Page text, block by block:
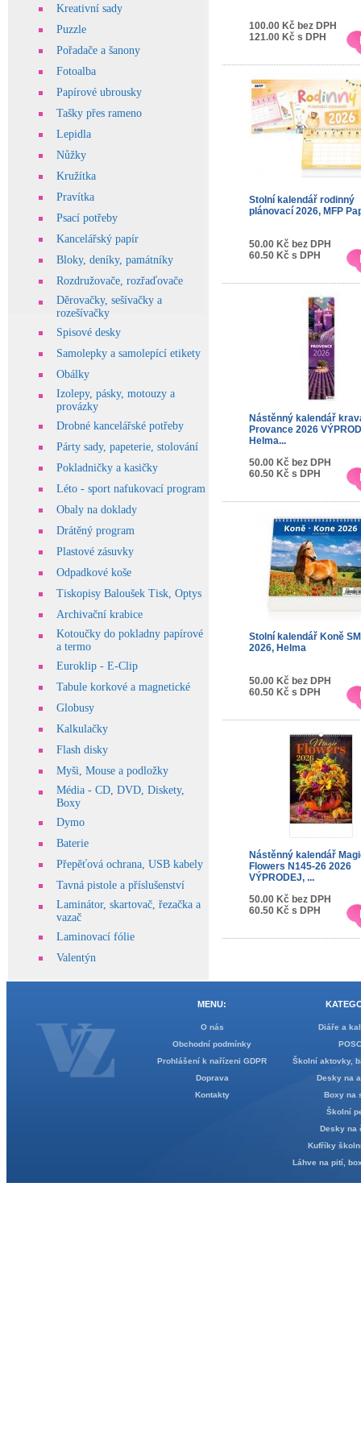
Kreativní sady
Puzzle
Pořadače a šanony
Fotoalba
Papírové ubrousky
Tašky přes rameno
Lepidla
Nůžky
Kružítka
Pravítka
Psací potřeby
Kancelářský papír
Bloky, deníky, památníky
Rozdružovače, rozřaďovače
Děrovačky, sešívačky a
rozešívačky
Spisové desky
Samolepky a samolepící etikety
Obálky
Izolepy, pásky, motouzy a
provázky
Drobné kancelářské potřeby
Párty sady, papeterie, stolování
Pokladničky a kasičky
Léto - sport nafukovací program
Obaly na doklady
Drátěný program
Plastové zásuvky
Odpadkové koše
Tiskopisy Baloušek Tisk, Optys
Archivační krabice
Kotoučky do pokladny papírové
a termo
Euroklip - E-Clip
Tabule korkové a magnetické
Globusy
Kalkulačky
Flash disky
Myši, Mouse a podložky
Média - CD, DVD, Diskety,
Boxy
Dymo
Baterie
Přepěťová ochrana, USB kabely
Tavná pistole a příslušenství
Laminátor, skartovač, řezačka a
vazač
Laminovací fólie
Valentýn
100.00 Kč bez DPH
121.00 Kč s DPH
Stolní kalendář rodinný
plánovací 2026, MFP
50.00 Kč bez DPH
60.50 Kč s DPH
Nástěnný kalendář
Provance 2026
Helma...
50.00 Kč bez DPH
60.50 Kč s DPH
Stolní kalendář Koně
2026, Helma
50.00 Kč bez DPH
60.50 Kč s DPH
Nástěnný kalendář
Flowers N145-26 2026
VÝPRODEJ, ...
50.00 Kč bez DPH
60.50 Kč s DPH
MENU:
O nás
Obchodní podmínky
Prohlášení k nařízeni GDPR
Doprava
Kontakty
Diáře a
Školní aktovky,
Desky na
Boxy na
Školní
Desky na
Kufříky
Láhve na pití,